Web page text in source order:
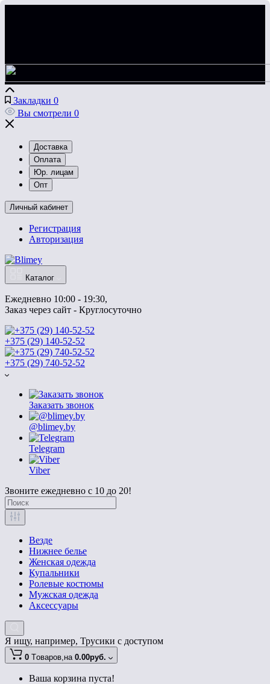
Закладки 0
Вы смотрели 0
Доставка
Оплата
Юр. лицам
Опт
Личный кабинет
Регистрация
Авторизация
Каталог
Ежедневно 10:00 - 19:30,
Заказ через сайт - Круглосуточно
+375 (29) 140-52-52
+375 (29) 740-52-52
Заказать звонок
@blimey.by
Telegram
Viber
Звоните ежедневно с 10 до 20!
Везде
Нижнее белье
Женская одежда
Купальники
Ролевые костюмы
Мужская одежда
Аксессуары
Я ищу, например, Трусики с доступом
0 Tоваров,на 0.00руб.
Ваша корзина пуста!